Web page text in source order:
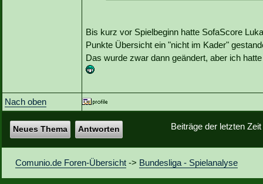
Bis kurz vor Spielbeginn hatte SofaScore
Punkte Übersicht ein "nicht im Kader"
Das wurde zwar dann geändert, aber ich
Nach oben
Beiträge der letzten
Neues Thema Antworten
Comunio.de Foren-Übersicht -> Bundesliga - Spielanalyse